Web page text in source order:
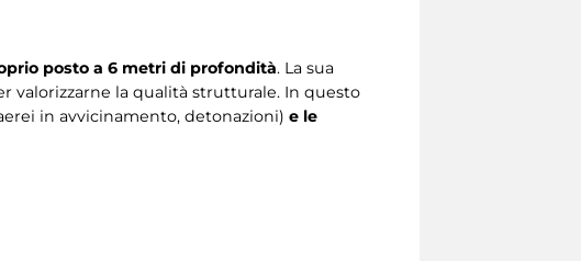
posto a 6 metri di profondità. La sua
valorizzarne la qualità strutturale. In questo
in avvicinamento, detonazioni) e le